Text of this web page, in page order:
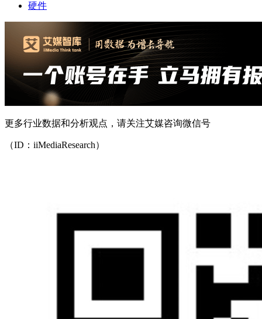
硬件
更多行业数据和分析观点，请关注艾媒咨询微信号
（ID：iiMediaResearch）